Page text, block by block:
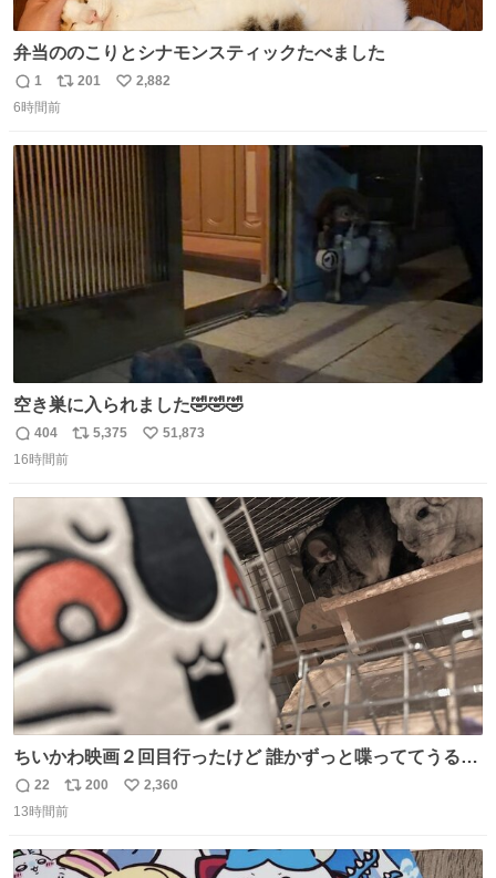
弁当ののこりとシナモンスティックたべました
返
信
1
リ
ポ
ト
数
201
い
数
2,882
6時間前
空き巣に入られました🤣🤣🤣
返
信
404
リ
ト
数
5,375
い
51,873
16時間前
ちいかわ映画２回目行ったけど 誰かずっと喋っててうるさ
かった 許せねえ
返
信
22
リ
ポ
ト
200
い
数
2,360
13時間前